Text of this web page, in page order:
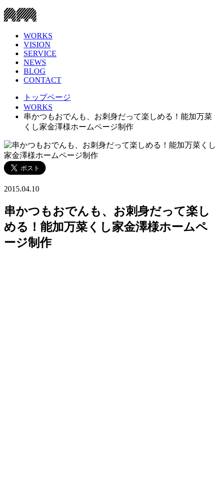
WORKS
VISION
SERVICE
NEWS
BLOG
CONTACT
トップページ
WORKS
串かつもおでんも、お刺身だって楽しめる！能加万菜
くし家金澤様ホームページ制作
2015.04.10
串かつもおでんも、お刺身だって楽し
める！能加万菜くし家金澤様ホームペ
ージ制作